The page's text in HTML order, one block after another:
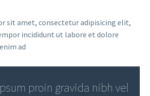
sit amet, consectetur adipisicing elit,
incididunt ut labore et dolore
ad
proin gravida nibh vel